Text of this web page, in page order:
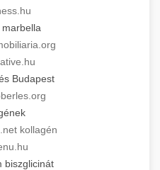
Budapest
kollagén
biszglicinát